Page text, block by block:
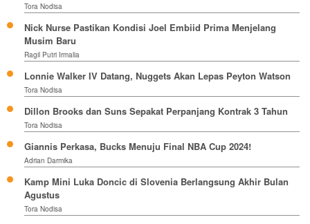
Tora Nodisa
Nick Nurse Pastikan Kondisi Joel Embiid Prima Menjelang
Musim Baru
Ragil Putri Irmalia
Lonnie Walker IV Datang, Nuggets Akan Lepas Peyton Watson
Tora Nodisa
Dillon Brooks dan Suns Sepakat Perpanjang Kontrak 3 Tahun
Tora Nodisa
Giannis Perkasa, Bucks Menuju Final NBA Cup 2024!
Adrian Darmika
Kamp Mini Luka Doncic di Slovenia Berlangsung Akhir Bulan
Agustus
Tora Nodisa